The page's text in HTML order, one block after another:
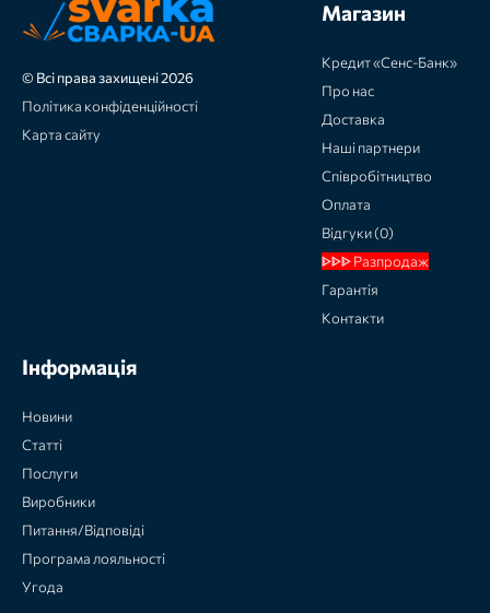
© Всі права захищені 2026
Політика конфіденційності
Карта сайту
Магазин
Кредит «Сенс-Банк»
Про нас
Доставка
Наші партнери
Співробітництво
Оплата
Відгуки (0)
ᐈᐈᐈ Разпродаж
Гарантія
Контакти
Інформація
Новини
Статті
Послуги
Виробники
Питання/Відповіді
Програма лояльності
Угода